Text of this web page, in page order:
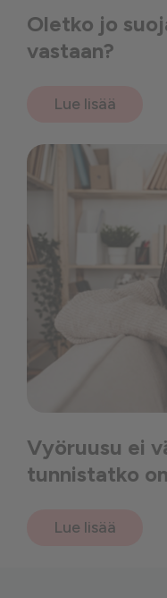
Oletko jo
vastaan?
Lue lisää
Vyöruusu ei
tunnistatko
Lue lisää